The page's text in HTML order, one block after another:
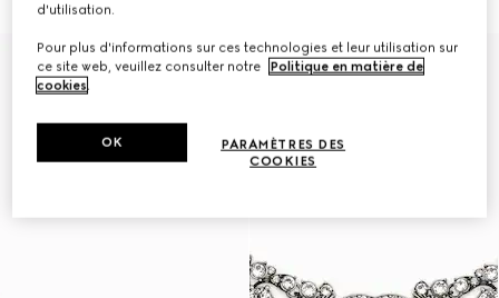
d'utilisation.
Pour plus d'informations sur ces technologies et leur utilisation sur
ce site web, veuillez consulter notre
Politique en matière de
cookies.
PARAMÈTRES DES
COOKIES
OK